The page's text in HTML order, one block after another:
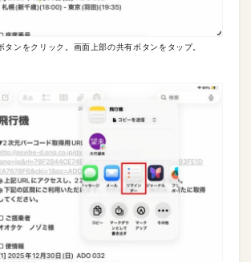
タンをクリック。画面上部の共有ボタンをタップ。